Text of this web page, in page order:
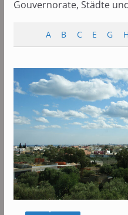
Gouvernorate, Städte
A B C E G H